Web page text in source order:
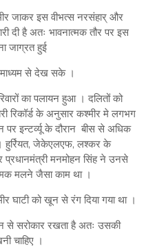
जाकर इस वीभत्स नरसंहार् और
दी है अतः भावनात्मक तौर पर इस
जाग्रत हुई
माध्यम से देख सके ।
का पलायन हुआ । दलितों को
रिकॉर्ड के अनुसार कश्मीर मे लगभग
पर इन्टर्व्यू के दौरान बीस से अधिक
हुर्रियत, जेकेएलएफ, लश्कर के
मनमोहन सिंह ने उनसे
मलने जैसा काम था ।
घाटी को खून से रंग दिया गया था ।
से सरोकार रखता है अतः उसकी
चाहिए ।